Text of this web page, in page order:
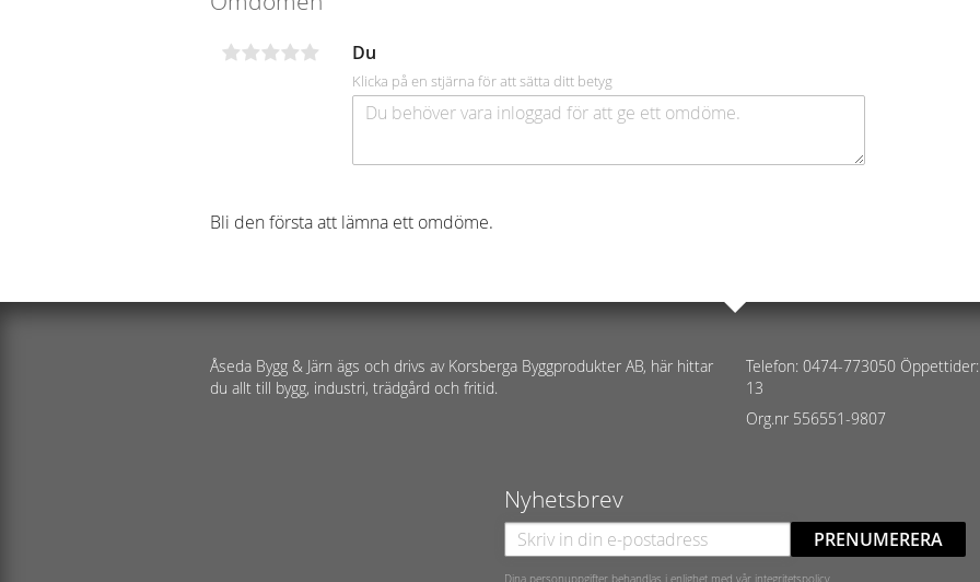
Du
Klicka på en stjärna för att sätta ditt betyg
Bli den första att lämna ett omdöme.
Åseda Bygg & Järn ägs och drivs av Korsberga Byggprodukter AB, här hittar
du allt till bygg, industri, trädgård och fritid.
Telefon: 0474-773050
13
Org.nr 556551-9807
Nyhetsbrev
PRENUMERERA
Dina personuppgifter behandlas i enlighet med vår integritetspolicy.